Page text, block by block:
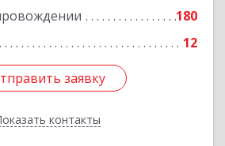
180
12
заявку
контакты
заявку
Назад